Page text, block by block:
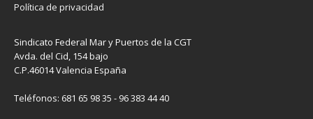
Política de privacidad
Sindicato Federal Mar y Puertos de la CGT
Avda. del Cid, 154 bajo
C.P.46014 Valencia España
Teléfonos: 681 65 98 35 - 96 383 44 40